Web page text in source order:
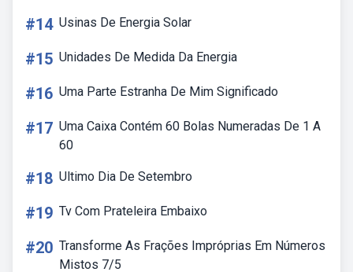
#14 Usinas De Energia Solar
#15 Unidades De Medida Da Energia
#16 Uma Parte Estranha De Mim Significado
#17 Uma Caixa Contém 60 Bolas Numeradas De 1 A
60
#18 Ultimo Dia De Setembro
#19 Tv Com Prateleira Embaixo
#20 Transforme As Frações Impróprias Em Números
Mistos 7/5